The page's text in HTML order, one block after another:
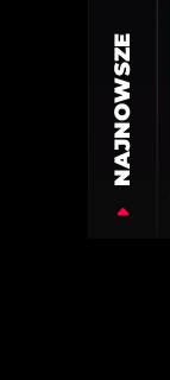
NAJNOWSZE